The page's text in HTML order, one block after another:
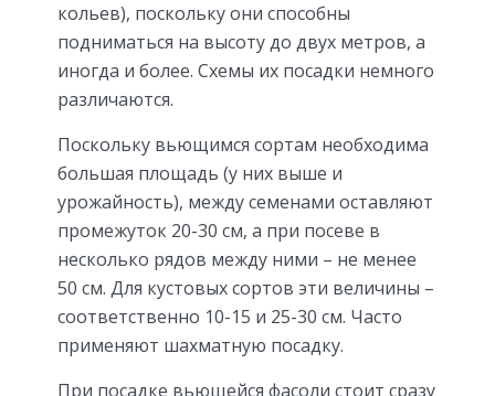
кольев), поскольку они способны
подниматься на высоту до двух метров, а
иногда и более. Схемы их посадки немного
различаются.
Поскольку вьющимся сортам необходима
большая площадь (у них выше и
урожайность), между семенами оставляют
промежуток 20-30 см, а при посеве в
несколько рядов между ними – не менее
50 см. Для кустовых сортов эти величины –
соответственно 10-15 и 25-30 см. Часто
применяют шахматную посадку.
При посадке вьющейся фасоли стоит сразу